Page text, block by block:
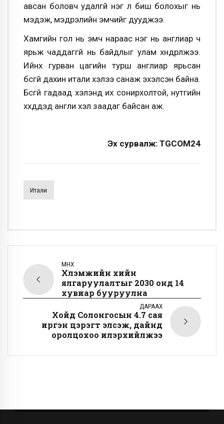
авсан боловч удалгүй нэг л биш болохыг нь
мэдэж, мэдрэлийн эмчийг дууджээ.
Хамгийн гол нь эмч нараас нэг нь англиар ч
ярьж чаддаггүй нь байдлыг улам хүндрүүлжээ.
Ийнхүү гурван цагийн турш англиар ярьсан
бүсгүй дахин итали хэлээ санаж эхэлсэн байна.
Бүсгүй гадаад хэлэнд их сонирхолтой, нутгийн
хүүхдүүдэд англи хэл заадаг байсан аж.
Эх сурвалж: TGCOM24
Итали
ӨМНӨХ
Хүлэмжийн хийн
ялгаруулалтыг 2030 онд 14
хувиар бууруулна
ДАРААХ
Хойд Солонгосын 4.7 сая
иргэн цэрэгт элсэж, дайнд
оролцохоо илэрхийлжээ